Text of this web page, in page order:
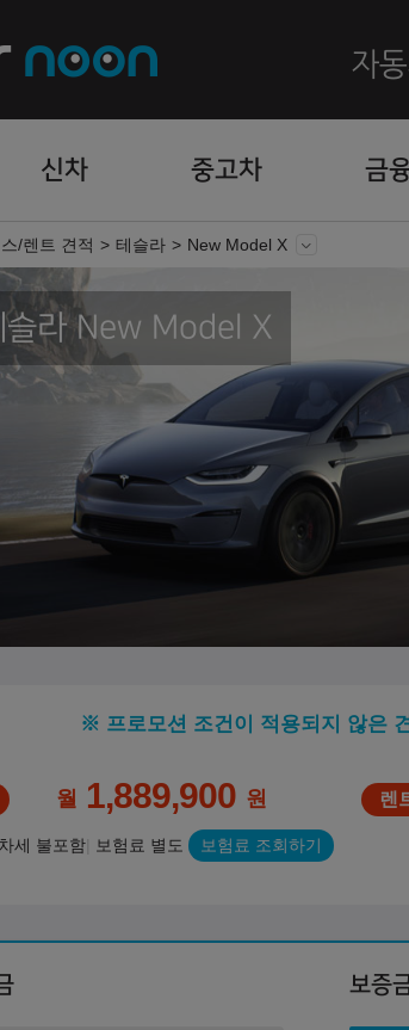
신차 중고차 금
/렌트 견적 테슬라 New Model X
슬라 New Model X
※ 프로모션 조건이 적용되지 않은
월 1,889,900 원
세 불포함 보험료 별도 보험료 조회하기
보증